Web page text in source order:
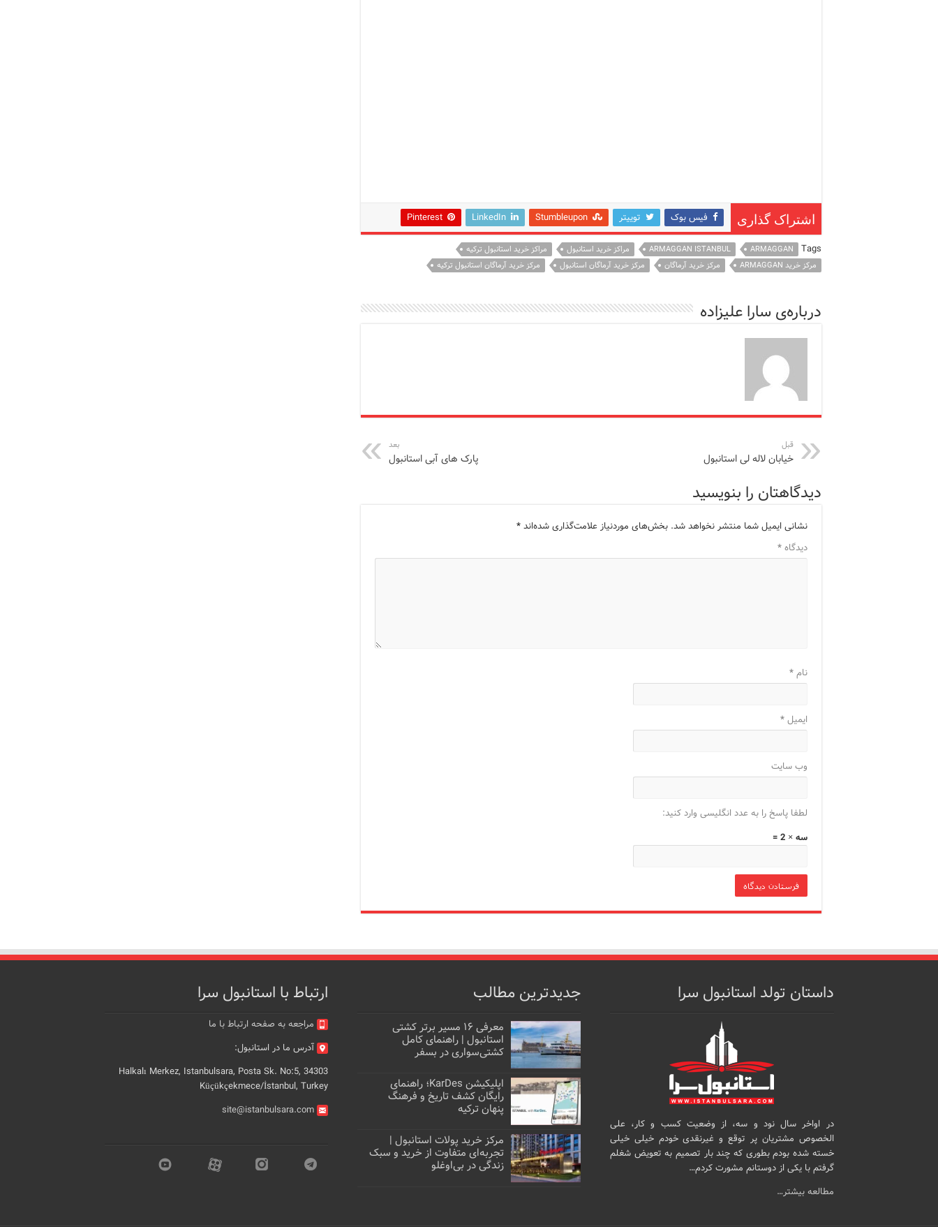
اشتراک گذاری فیس بوک توییتر Stumbleupon
LinkedIn
Pinterest
Tags
ARMAGGAN
ARMAGGAN ISTANBUL مراکز خرید استانبول
مراکز خرید استانبول ترکیه
مرکز خرید ARMAGGAN
مرکز خرید آرماگان مرکز خرید آرماگان استانبول مرکز خرید آرماگان استانبول ترکیه
درباره‌ی سارا علیزاده
قبل
خیابان لاله لی استانبول
بعد
پارک های آبی استانبول
دیدگاهتان را بنویسید
نشانی ایمیل شما منتشر نخواهد شد. بخش‌های موردنیاز علامت‌گذاری شده‌اند*
دیدگاه*
نام*
ایمیل*
وب‌ سایت
لطفا پاسخ را به عدد انگلیسی وارد کنید:
سه × 2 =
داستان تولد استانبول سرا
در اواخر سال نود و سه، از وضعیت کسب و کار، علی
الخصوص مشتریان پر توقع و غیرنقدی خودم خیلی خیلی
خسته شده بودم بطوری که چند بار تصمیم به تعویض شغلم
گرفتم با یکی از دوستانم مشورت کردم…
مطالعه بیشتر…
جدیدترین مطالب
معرفی ۱۶ مسیر برتر کشتی
استانبول | راهنمای کامل
کشتی‌سواری در بسفر
اپلیکیشن KarDes؛ راهنمای
رایگان کشف تاریخ و فرهنگ
پنهان ترکیه
مرکز خرید پولات استانبول |
تجربه‌ای متفاوت از خرید و سبک
زندگی در بی‌اوغلو
ارتباط با استانبول سرا
مراجعه به صفحه ارتباط با ما
آدرس ما در استانبول:
Halkalı Merkez, Istanbulsara, Posta Sk. No:5, 34303
Küçükçekmece/İstanbul, Turkey
site@istanbulsara.com